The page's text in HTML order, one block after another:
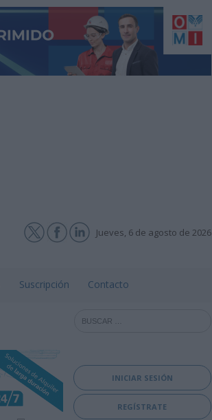
Jueves, 6 de agosto de 2026
Suscripción Contacto
INICIAR SESIÓN
REGÍSTRATE